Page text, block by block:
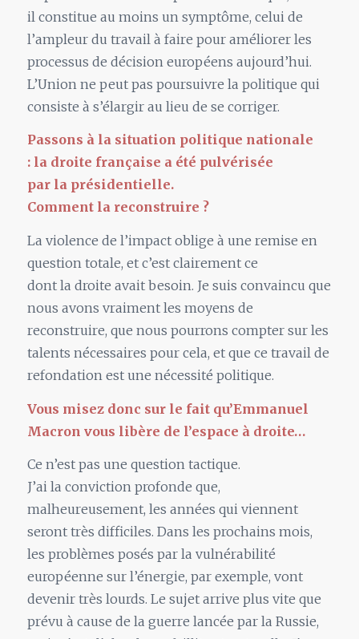
il constitue au moins un symptôme, celui de
l’ampleur du travail à faire pour améliorer les
processus de décision européens aujourd’hui.
L’Union ne peut pas poursuivre la politique qui
consiste à s’élargir au lieu de se corriger.
Passons à lasituation politique nationale
: ladroite française a été pulvérisée
par laprésidentielle.
Comment lareconstruire ?
La violence de l’impact oblige à une remise en
question totale, et c’est clairement ce
dont la droite avait besoin. Je suis convaincu que
nous avons vraiment les moyens de
reconstruire, que nous pourrons compter sur les
talents nécessaires pour cela, et que ce travail de
refondation est une nécessité politique.
Vous misez donc sur le fait qu’Emmanuel
Macron vous libère de l’espace à droite…
Ce n’est pas une question tactique.
J’ai la conviction profonde que,
malheureusement, les années qui viennent
seront très difficiles. Dans les prochains mois,
les problèmes posés par la vulnérabilité
européenne sur l’énergie, par exemple, vont
devenir très lourds. Le sujet arrive plus vite que
prévu à cause de la guerre lancée par la Russie,